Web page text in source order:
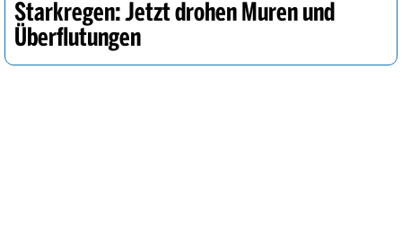
Starkregen: Jetzt drohen Muren und
Überflutungen